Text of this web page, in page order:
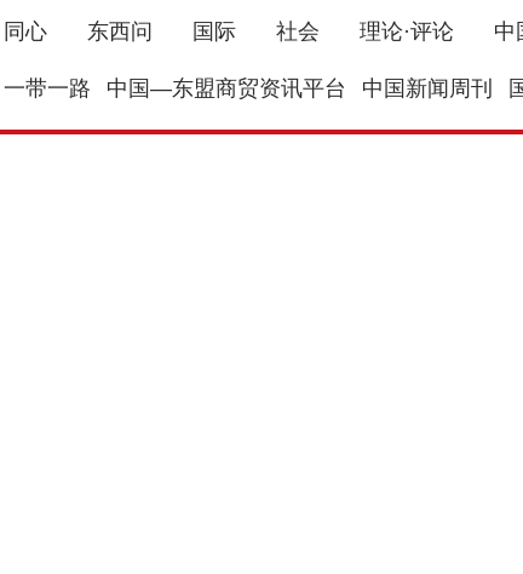
同心 东西问 国际 社会 理论·评论 中
一带一路 中国—东盟商贸资讯平台 中国新闻周刊